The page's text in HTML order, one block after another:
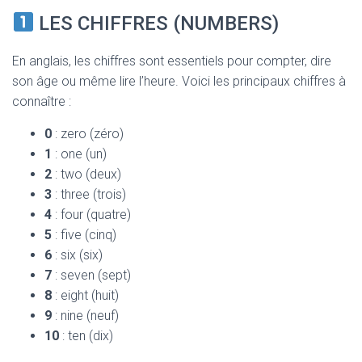
LES CHIFFRES (NUMBERS)
En anglais, les chiffres sont essentiels pour compter, dire
son âge ou même lire l’heure. Voici les principaux chiffres à
connaître :
0 : zero (zéro)
1 : one (un)
2 : two (deux)
3 : three (trois)
4 : four (quatre)
5 : five (cinq)
6 : six (six)
7 : seven (sept)
8 : eight (huit)
9 : nine (neuf)
10 : ten (dix)